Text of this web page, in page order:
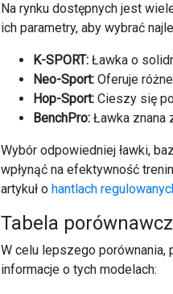
Na rynku dostępnych jest
ich parametry, aby wybrać
K-SPORT: Ławka o
Neo-Sport: Oferuje
Hop-Sport: Cieszy się
BenchPro: Ławka znana
Wybór odpowiedniej ławki,
wpłynąć na efektywność
artykuł o hantlach
Tabela
W celu lepszego porównania,
informacje o tych modelach: